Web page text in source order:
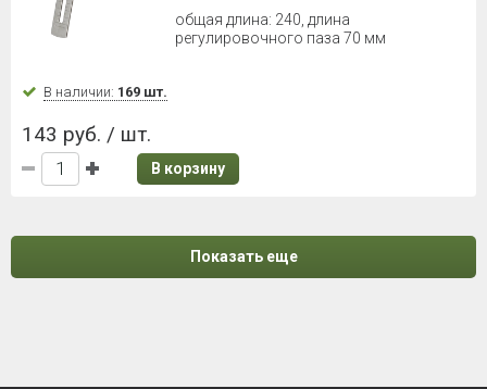
общая длина: 240, длина
регулировочного паза 70 мм
В наличии: 169 шт.
143 руб. / шт.
В корзину
Показать еще